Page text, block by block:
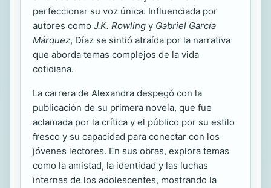
perfeccionar su voz única. Influenciada por
autores como J.K. Rowling y Gabriel García
Márquez, Díaz se sintió atraída por la narrativa
que aborda temas complejos de la vida
cotidiana.
La carrera de Alexandra despegó con la
publicación de su primera novela, que fue
aclamada por la crítica y el público por su estilo
fresco y su capacidad para conectar con los
jóvenes lectores. En sus obras, explora temas
como la amistad, la identidad y las luchas
internas de los adolescentes, mostrando la